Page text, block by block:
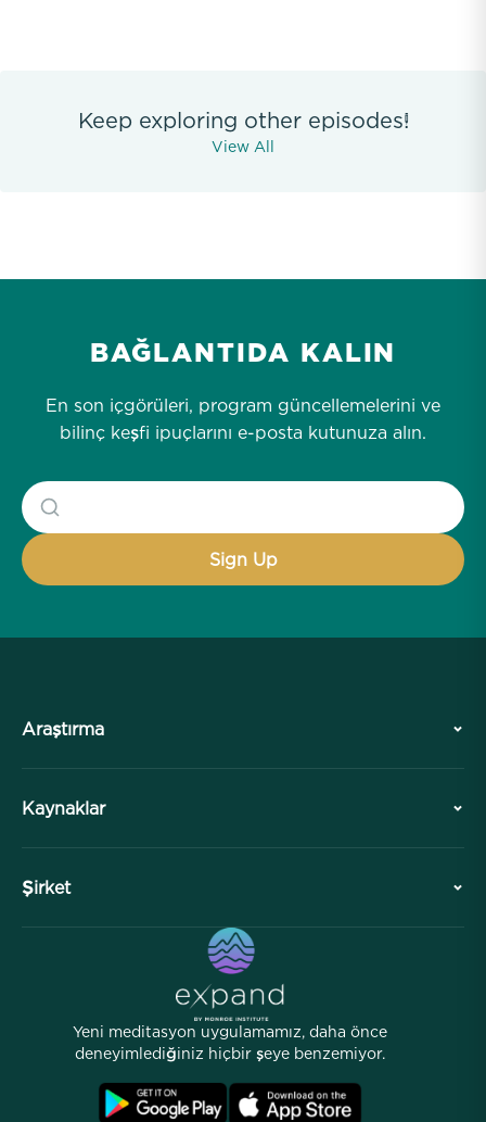
Keep exploring other episodes!
View All
BAĞLANTIDA KALIN
En son içgörüleri, program güncellemelerini ve
bilinç keşfi ipuçlarını e-posta kutunuza alın.
Araştırma
Genel Bakış
Profesyonel Bölüm
Makaleler
Kaynaklar
Ücretsiz Meditasyonlar
Ortaklık Programı
Şirket
Lokasyonlar
Yeni meditasyon uygulamamız, daha önce
deneyimlediğiniz hiçbir şeye benzemiyor.